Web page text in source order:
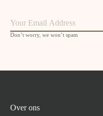
Don’t worry, we won’t spam
Over ons